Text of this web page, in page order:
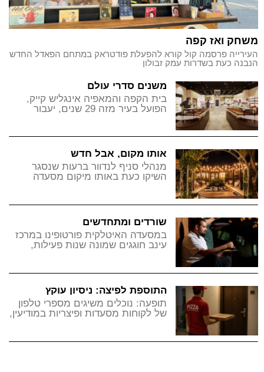
משחק ואז קפה
העירייה פרסמה קול קורא להפעלת פודטראק במתחם הפאדל החדש
הנבנה כעת בשדרות עמק זבולון
משנים סדרי עולם
בית הקפה והמאפיה אינגליש קייק,
הפועל בעיר מזה 29 שנים, יעבור
אותו מקום, אבל חדש
מנהלי סניף לנדוור ברעות שנסגר
השיקו כעת באותו מיקום מסעדה
שורדים ומתחדשים
במסעדה האיטלקית פורטופינו במרכז
עינב חוגגים שמונה שנות פעילות,
התוספת לפיצה: ניסיון עוקץ
תופעה: נוכלים משיגים מספרי טלפון
של לקוחות מסעדות ופיצריות במודיעין,